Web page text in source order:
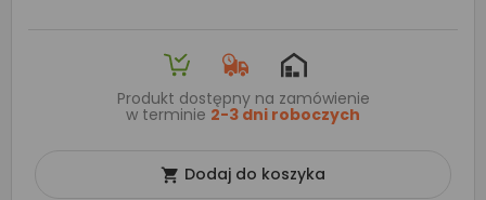
Produkt dostępny na zamówienie
w terminie 2-3 dni roboczych
 Dodaj do koszyka